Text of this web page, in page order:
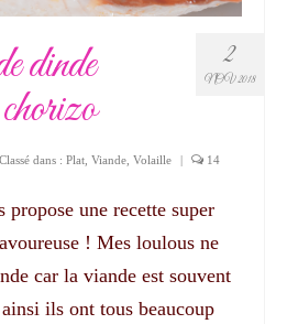
2
NOV 2018
dinde
Classé dans : Plat Viande Volaille | 14
une recette super
! Mes loulous ne
car la viande est souvent
ils ont tous beaucoup